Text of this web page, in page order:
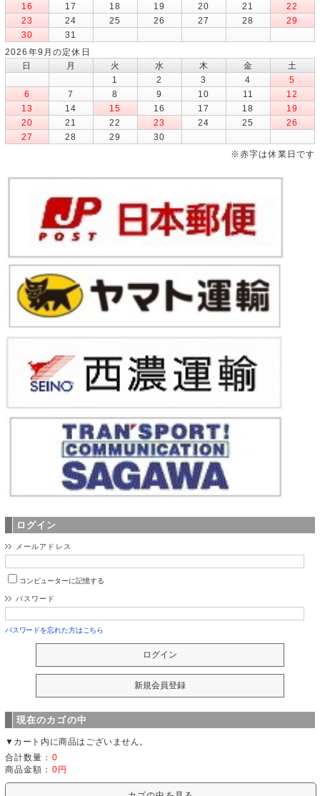
16
17 18 19 20 21
22
23
24 25 26 27 28
29
30
31
2026年9月の定休日
日
月 火 水 木 金
土
1
2 3 4
5
6
7 8 9 10 11
12
13
14 15 16 17 18
19
20
21 22 23 24 25
26
27
28 29
30
※赤字は休業日です
ログイン
メールアドレス
コンピューターに記憶する
パスワード
パスワードを忘れた方はこちら
現在のカゴの中
▼カート内に商品はございません。
合計数量： 0
商品金額： 0円